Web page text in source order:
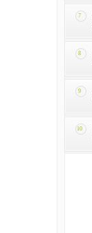
7
8
9
10